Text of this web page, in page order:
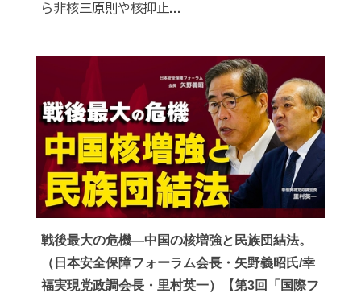
ら非核三原則や核抑止...
戦後最大の危機―中国の核増強と民族団結法。
（日本安全保障フォーラム会長・矢野義昭氏/幸
福実現党政調会長・里村英一）【第3回「国際フ